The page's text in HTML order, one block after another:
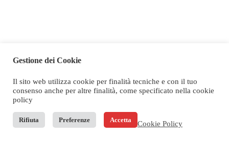
Gestione dei Cookie
Il sito web utilizza cookie per finalità tecniche e con il tuo
consenso anche per altre finalità, come specificato nella cookie
policy
Rifiuta Preferenze Accetta Cookie Policy